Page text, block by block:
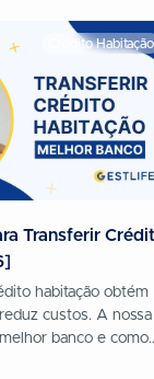
Crédito Habitação
Transferir
habitação obtém
custos. A nossa
banco e como